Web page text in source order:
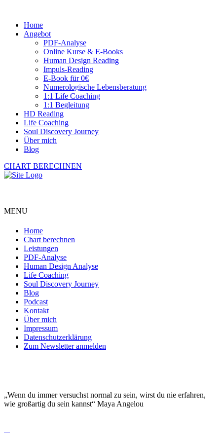
Home
Angebot
PDF-Analyse
Online Kurse & E-Books
Human Design Reading
Impuls-Reading
E-Book für 0€
Numerologische Lebensberatung
1:1 Life Coaching
1:1 Begleitung
HD Reading
Life Coaching
Soul Discovery Journey
Über mich
Blog
CHART BERECHNEN
MENU
Home
Chart berechnen
Leistungen
PDF-Analyse
Human Design Analyse
Life Coaching
Soul Discovery Journey
Blog
Podcast
Kontakt
Über mich
Impressum
Datenschutzerklärung
Zum Newsletter anmelden
„Wenn du immer versuchst normal zu sein, wirst du nie erfahren,
wie großartig du sein kannst“ Maya Angelou